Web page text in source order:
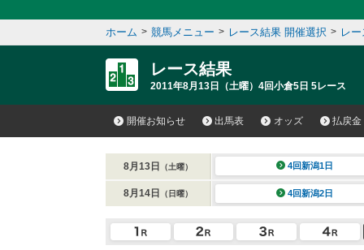
ホーム > 競馬メニュー > レース結果 開催選択 > レ
レース結果
2011年8月13日（土曜）4回小倉5日 5レース
開催お知らせ 出馬表 オッズ 払戻金
8月13日 （土曜） 4回新潟1日
8月14日 （日曜） 4回新潟2日